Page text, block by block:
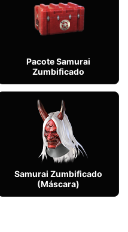
Pacote Samurai
Zumbificado
Samurai Zumbificado
(Máscara)